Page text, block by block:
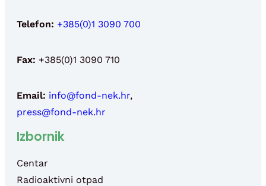
Telefon: +385(0)1 3090 700
Fax: +385(0)1 3090 710
Email: info@fond-nek.hr,
press@fond-nek.hr
Izbornik
Centar
Radioaktivni otpad